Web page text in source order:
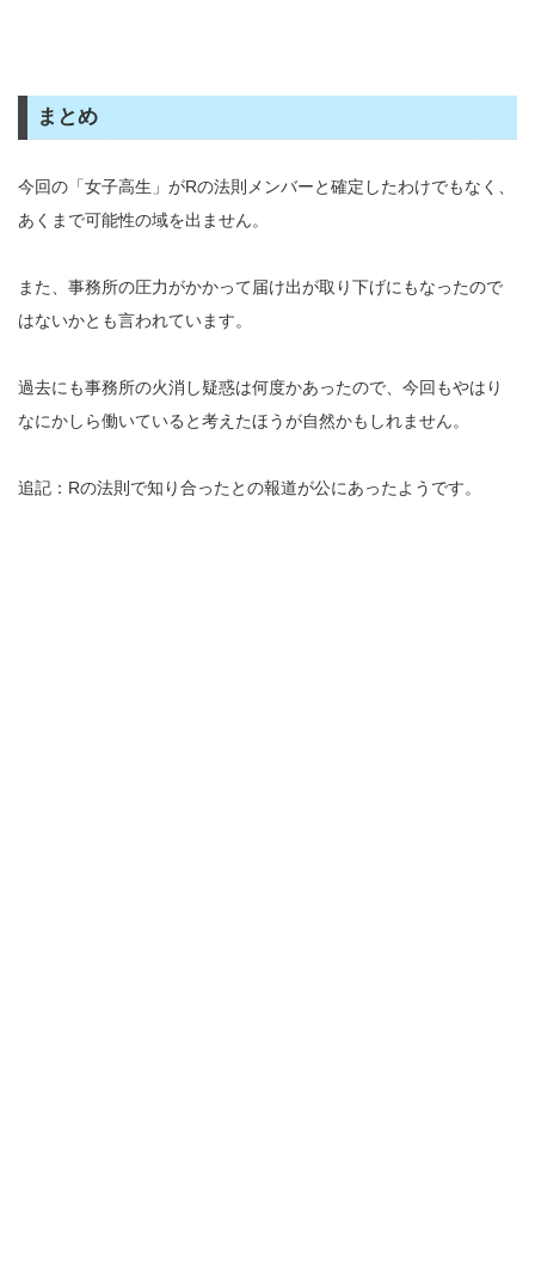
まとめ
今回の「女子高生」がRの法則メンバーと確定したわけでもなく、
あくまで可能性の域を出ません。
また、事務所の圧力がかかって届け出が取り下げにもなったので
はないかとも言われています。
過去にも事務所の火消し疑惑は何度かあったので、今回もやはり
なにかしら働いていると考えたほうが自然かもしれません。
追記：Rの法則で知り合ったとの報道が公にあったようです。